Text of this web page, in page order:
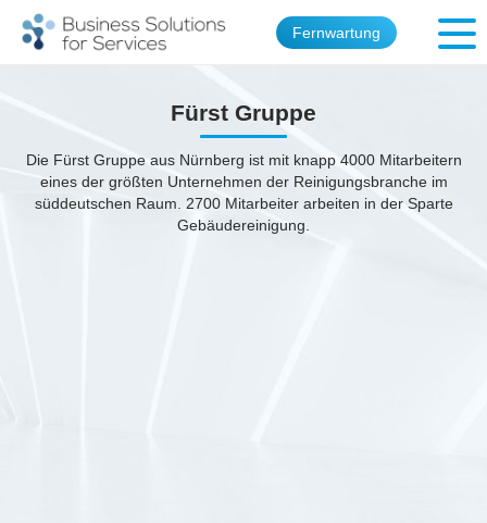
Fernwartung
Fürst Gruppe
Die Fürst Gruppe aus Nürnberg ist mit knapp 4000 Mitarbeitern
eines der größten Unternehmen der Reinigungsbranche im
süddeutschen Raum. 2700 Mitarbeiter arbeiten in der Sparte
Gebäudereinigung.